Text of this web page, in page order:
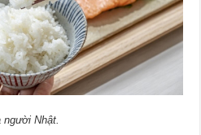
Nhật.